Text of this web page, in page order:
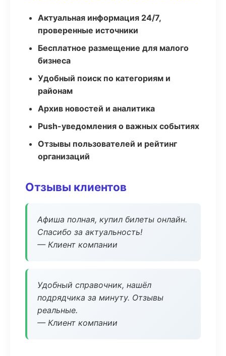
Актуальная информация 24/7,
проверенные источники
Бесплатное размещение для малого
бизнеса
Удобный поиск по категориям и
районам
Архив новостей и аналитика
Push-уведомления о важных событиях
Отзывы пользователей и рейтинг
организаций
Отзывы клиентов
Афиша полная, купил билеты онлайн.
Спасибо за актуальность!
— Клиент компании
Удобный справочник, нашёл
подрядчика за минуту. Отзывы
реальные.
— Клиент компании